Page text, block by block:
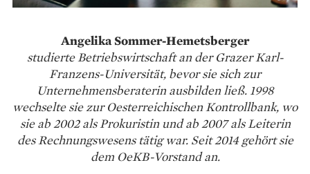
Angelika Sommer-Hemetsberger
studierte Betriebswirtschaft an der Grazer Karl-
Franzens-Universität, bevor sie sich zur
Unternehmensberaterin ausbilden ließ. 1998
wechselte sie zur Oesterreichischen Kontrollbank, wo
sie ab 2002 als Prokuristin und ab 2007 als Leiterin
des Rechnungswesens tätig war. Seit 2014 gehört sie
dem OeKB-Vorstand an.